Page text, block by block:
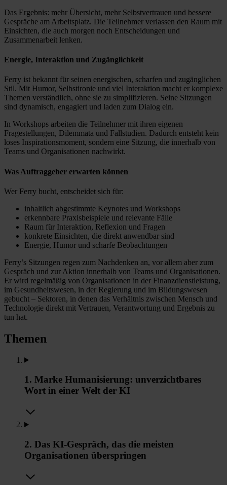
Das Ergebnis: mehr Übersicht, mehr Selbstvertrauen und bessere
Gespräche am Arbeitsplatz. Die Teilnehmer verlassen den Raum mit
Einsichten, die auch morgen noch Entscheidungen und
Zusammenarbeit lenken.
Energie, Interaktion und Zugänglichkeit
Ferry ist bekannt für seinen energischen, scharfen und zugänglichen
Stil. Mit Humor, Selbstironie und viel Interaktion macht er komplexe
Themen verständlich, ohne sie zu simplifizieren. Seine Sitzungen
sind dynamisch, engagiert und laden zum Dialog ein.
In Workshops arbeiten die Teilnehmer mit ihren eigenen
Fragestellungen, Dilemmata und Fallstudien. Dadurch entsteht kein
loses Inspirationsmoment, sondern eine Sitzung, die innerhalb von
Teams und Organisationen nachwirkt.
Was Auftraggeber erwarten können
Wer Ferry bucht, entscheidet sich für:
inhaltlich abgestimmte Keynotes und Workshops
erkennbare Praxisbeispiele und relevante Fälle
Raum für Interaktion, Reflexion und Fragen
konkrete Einsichten, die direkt anwendbar sind
Energie, Humor und scharfe Beobachtungen
Ferry’s Sitzungen regen zum Nachdenken an, vor allem aber zum
Gespräch und zur Aktion innerhalb von Teams und Organisationen.
Er wird regelmäßig von Organisationen in der Finanzdienstleistung,
im Gesundheitswesen, in der Regierung und im Bildungswesen
gebucht – Sektoren, in denen das Verhältnis zwischen Mensch und
Technologie direkt mit Vertrauen, Verantwortung und Ergebnis zu
tun hat.
Themen
1. Marke Humanisierung: unverzichtbares
Wort in einer Welt der KI
2. Das KI-Gespräch, das die meisten
Organisationen überspringen